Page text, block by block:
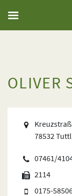
OLIVER
78532
07461/
2114
0175-